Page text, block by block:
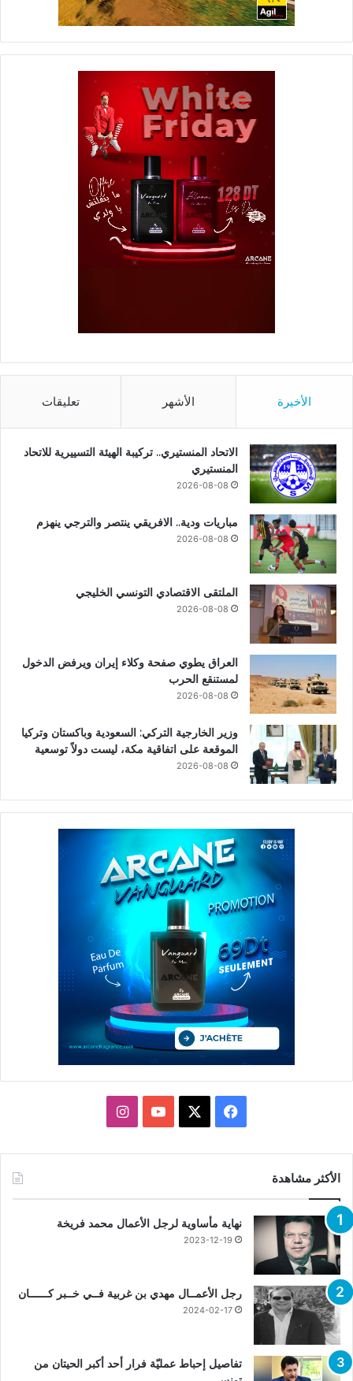
الأخيرة الأشهر تعليقات
الاتحاد المنستيري.. تركيبة الهيئة التسييرية للاتحاد
المنستيري
2026-08-08
مباريات ودية.. الافريقي ينتصر والترجي ينهزم
2026-08-08
الملتقى الاقتصادي التونسي الخليجي
2026-08-08
العراق يطوي صفحة وكلاء إيران ويرفض الدخول
لمستنقع الحرب
2026-08-08
وزير الخارجية التركي: السعودية وباكستان وتركيا
الموقعة على اتفاقية مكة، ليست دولاً توسعية
2026-08-08
فيسبوك يوتيوبانستقرام
الأكثر مشاهدة
نهاية مأساوية لرجل الأعمال محمد فريخة
2023-12-19
رجل الأعمــال مهدي بن غربية فــي خــبر كــــــان
2024-02-17
تفاصيل إحباط عمليّة فرار أحد أكبر الحيتان من